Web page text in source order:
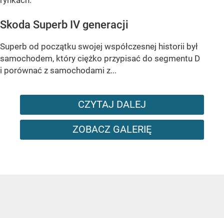
Skoda Superb IV generacji
Superb od początku swojej współczesnej historii był
samochodem, który ciężko przypisać do segmentu D
i porównać z samochodami z...
CZYTAJ DALEJ
ZOBACZ GALERIĘ